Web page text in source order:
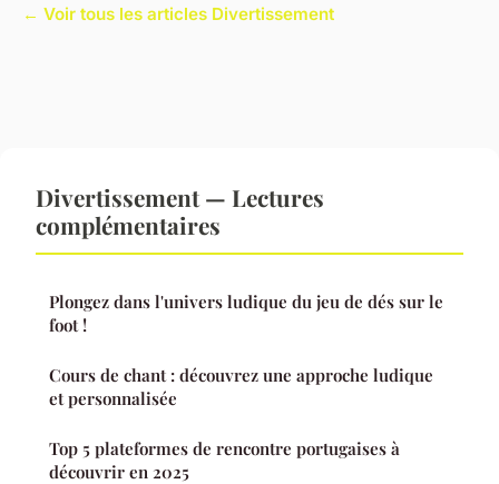
← Voir tous les articles Divertissement
Divertissement — Lectures
complémentaires
Plongez dans l'univers ludique du jeu de dés sur le
foot !
Cours de chant : découvrez une approche ludique
et personnalisée
Top 5 plateformes de rencontre portugaises à
découvrir en 2025